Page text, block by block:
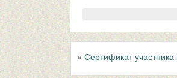
« Сертификат